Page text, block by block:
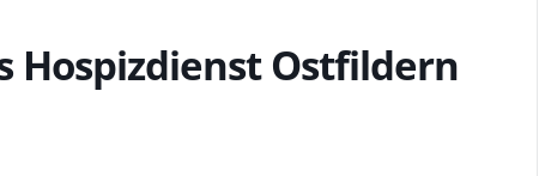
Hospizdienst Ostfildern